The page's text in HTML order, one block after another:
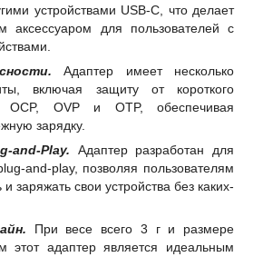
устройствами USB-C, что делает
аксессуаром для пользователей с
Адаптер имеет несколько
включая защиту от короткого
OCP, OVP и OTP, обеспечивая
зарядку.
and-Play. Адаптер разработан для
and-play, позволяя пользователям
заряжать свои устройства без каких-
При весе всего 3 г и размере
этот адаптер является идеальным